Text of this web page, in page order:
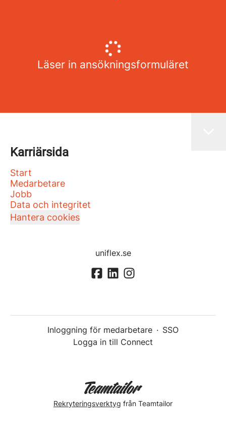
Läser in ansökningsformuläret
Karriärsida
Start
Medarbetare
Jobb
Data och integritet
Hantera cookies
uniflex.se
Inloggning för medarbetare · SSO
Logga in till Connect
Rekryteringsverktyg från Teamtailor